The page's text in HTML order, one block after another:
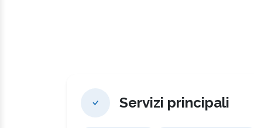
Servizi principali